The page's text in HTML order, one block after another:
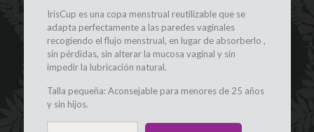
IrisCup es una copa menstrual reutilizable que se
adapta perfectamente a las paredes vaginales
recogiendo el flujo menstrual, en lugar de absorberlo ,
sin pérdidas, sin alterar la mucosa vaginal y sin
impedir la lubricación natural.
Talla pequeña: Aconsejable para menores de 25 años
y sin hijos.